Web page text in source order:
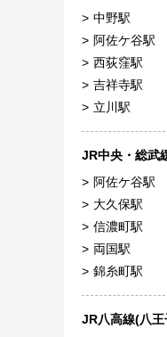
中野駅
阿佐ケ谷駅
西荻窪駅
吉祥寺駅
立川駅
JR中央・総武
阿佐ケ谷駅
大久保駅
信濃町駅
両国駅
錦糸町駅
JR八高線(八